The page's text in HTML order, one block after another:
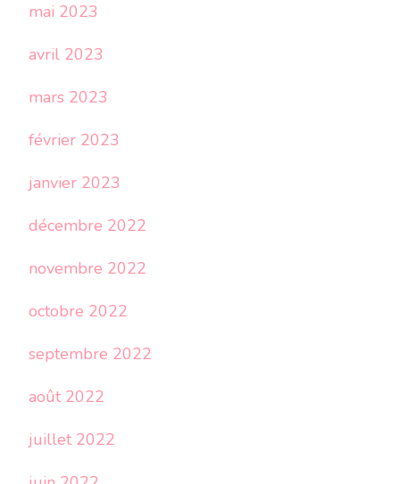
mai 2023
avril 2023
mars 2023
février 2023
janvier 2023
décembre 2022
novembre 2022
octobre 2022
septembre 2022
août 2022
juillet 2022